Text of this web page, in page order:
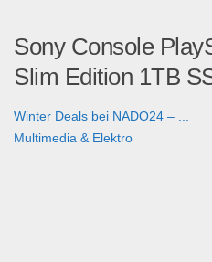
Sony Console
Slim Edition 1TB
Winter Deals bei NADO24 – ...
Multimedia & Elektro